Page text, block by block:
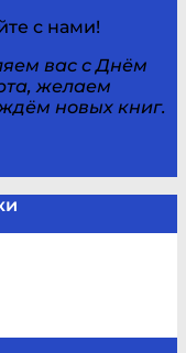
с нами!
вас с Днём
желаем
новых книг.